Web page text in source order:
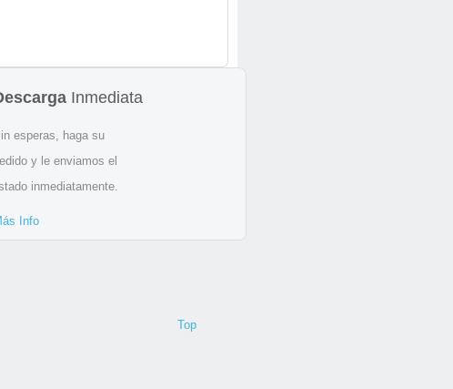
Inmediata
esperas, haga su
y le enviamos el
inmediatamente.
Info
Top